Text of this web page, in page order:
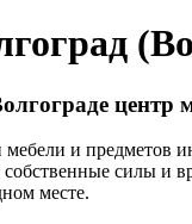
центр
и предметов
силы и
месте.